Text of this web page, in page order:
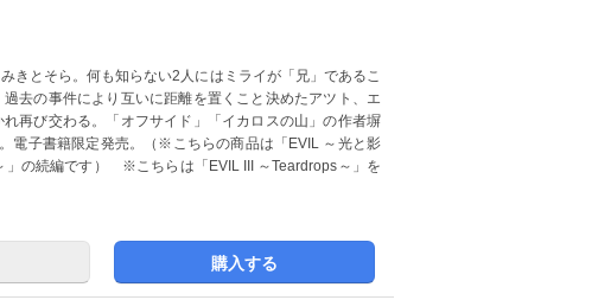
きとそら。何も知らない2人にはミライが「兄」であるこ
去の事件により互いに距離を置くこと決めたアツト、エ
再び交わる。「オフサイド」「イカロスの山」の作者塀
電子書籍限定発売。（※こちらの商品は「EVIL ～光と影
」の続編です） ※こちらは「EVIL III ～Teardrops～」を
購入する